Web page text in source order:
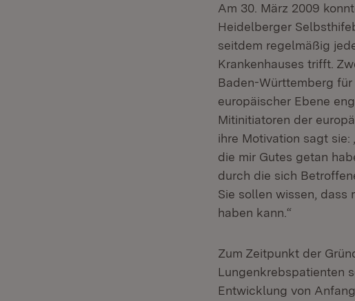
Am 30. März 2009
Heidelberger
seitdem regelmäßig
Krankenhauses trifft.
Baden-Württemberg
europäischer Ebene
Mitinitiatoren der
ihre Motivation sagt sie:
die mir Gutes getan
durch die sich
Sie sollen wissen, dass
haben kann.“
Zum Zeitpunkt der
Lungenkrebspatienten
Entwicklung von